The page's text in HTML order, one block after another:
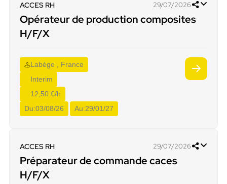
ACCES RH 29/07/2026
Opérateur de production composites
H/F/X
Labège , France
Interim
12,50 €/h
Du:03/08/26 Au:29/01/27
ACCES RH 29/07/2026
Préparateur de commande caces
H/F/X